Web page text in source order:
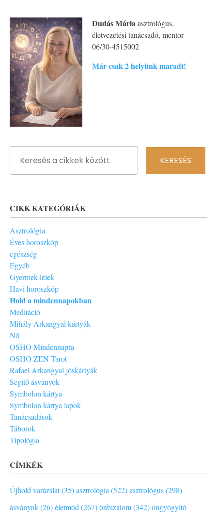
Dudás Máriaasztrológus,
életvezetési tanácsadó, mentor
06/30-4515002
Már csak 2 helyünk maradt!
CIKK KATEGÓRIÁK
Asztrológia
Éves horoszkóp
egészség
Egyéb
Gyermek lélek
Havi horoszkóp
Hold a mindennapokban
Meditáció
Mihály Arkangyal kártyák
Nő
OSHO Mindennapra
OSHO ZEN Tarot
Rafael Arkangyal jóskártyák
Segítő ásványok
Symbolon kártya
Symbolon kártya lapok
Tanácsadások
Táborok
Tipológia
CÍMKÉK
Újhold varázslat (35)asztrológia (522)asztrológus (298)
ásványok (26)életmód (267)önbizalom (342)öngyógyító